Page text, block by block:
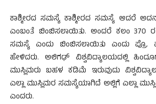
ಕಾಶ್ಮೀರದ ಸಮಸ್ಯೆ ಕಾಶ್ಮೀರದ ಸಮಸ್ಯೆ ಆದರೆ
ಎಂಬಂತೆ ಬಿಂಬಿಸಲಾಯಿತು. ಅಂದರೆ ಕಲಂ 370
ಸಮಸ್ಯೆ ಎಂದು ಬಿಂಬಿಸಲಾಯಿತು ಎಂದು ಪ್ರೊ.
ಹೇಳಿದರು. ಅಲಿಗಢ್ ವಿಶ್ವವಿದ್ಯಾಲಯದಲ್ಲಿ
ಮುಸ್ಲಿಮರು ಬಹಳ ಕಡಿಮೆ ಇರುವುದು
ಎಲ್ಲಾ ಮುಸ್ಲಿಮರ ಸಮಸ್ಯೆಯಾಗಿದೆ ಅಲ್ಲಿಗೆ ಎಲ್ಲಾ
ಎಂದರು.